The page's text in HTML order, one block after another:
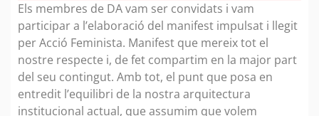
Els membres de DA vam ser convidats i vam
participar a l’elaboració del manifest impulsat i llegit
per Acció Feminista. Manifest que mereix tot el
nostre respecte i, de fet compartim en la major part
del seu contingut. Amb tot, el punt que posa en
entredit l’equilibri de la nostra arquitectura
institucional actual, que assumim que volem